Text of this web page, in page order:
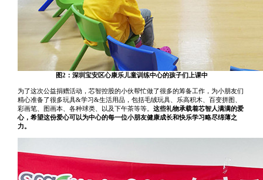
图2：深圳宝安区心康乐儿童训练中心的孩子们上课中
为了这次公益捐赠活动，芯智控股的小伙帮忙做了很多的筹备工作，为小朋友们
精心准备了很多玩具&学习&生活用品，包括毛绒玩具、乐高积木、百变拼图、
彩画笔、图画本、各种球类、以及下午茶等等。 这些礼物承载着芯智人满满的爱
心，希望这份爱心可以为中心的每一位小朋友健康成长和快乐学习略尽绵薄之
力。